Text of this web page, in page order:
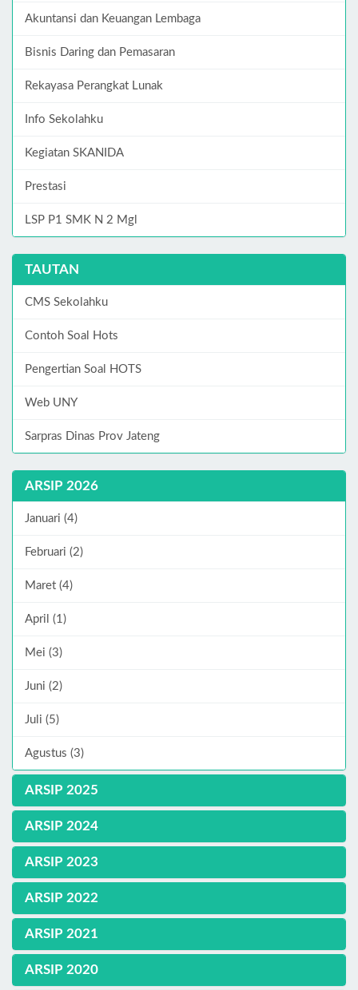
Akuntansi dan Keuangan Lembaga
Bisnis Daring dan Pemasaran
Rekayasa Perangkat Lunak
Info Sekolahku
Kegiatan SKANIDA
Prestasi
LSP P1 SMK N 2 Mgl
TAUTAN
CMS Sekolahku
Contoh Soal Hots
Pengertian Soal HOTS
Web UNY
Sarpras Dinas Prov Jateng
ARSIP 2026
Januari (4)
Februari (2)
Maret (4)
April (1)
Mei (3)
Juni (2)
Juli (5)
Agustus (3)
ARSIP 2025
ARSIP 2024
ARSIP 2023
ARSIP 2022
ARSIP 2021
ARSIP 2020